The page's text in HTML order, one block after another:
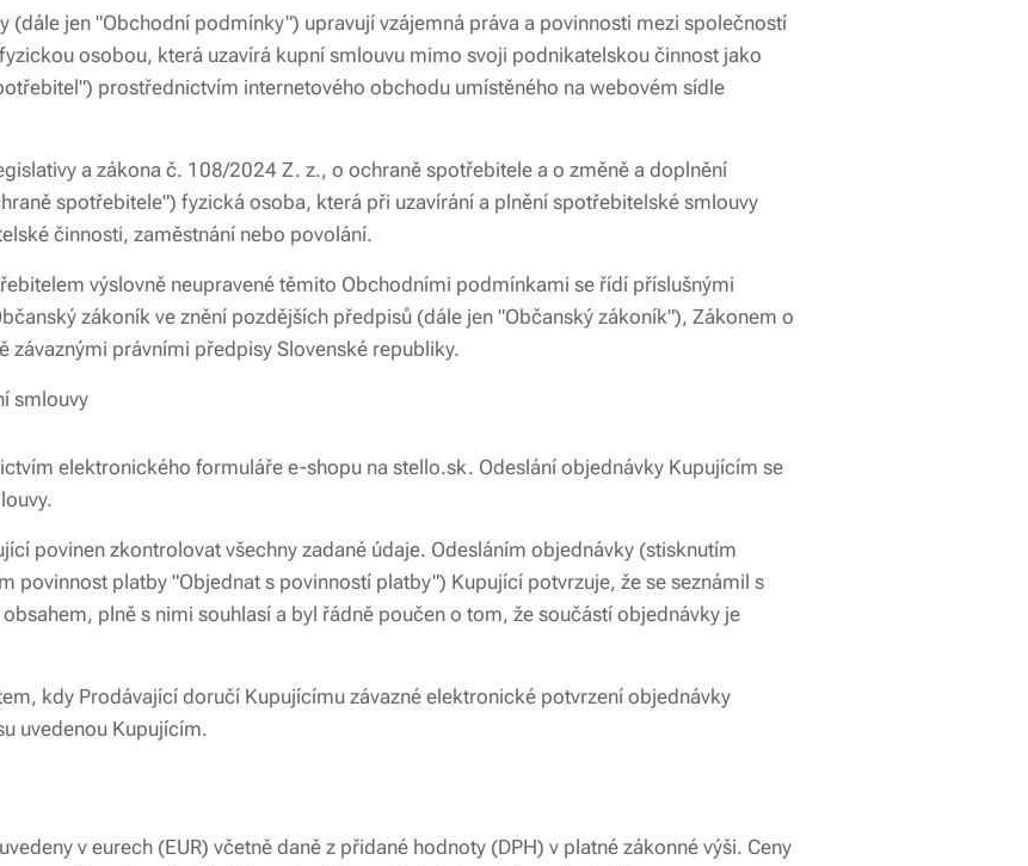
(dále jen "Obchodní podmínky") upravují vzájemná práva a povinnosti mezi společností
osobou, která uzavírá kupní smlouvu mimo svoji podnikatelskou činnost jako
prostřednictvím internetového obchodu umístěného na webovém sídle
a zákona č. 108/2024 Z. z., o ochraně spotřebitele a o změně a doplnění
spotřebitele") fyzická osoba, která při uzavírání a plnění spotřebitelské smlouvy
činnosti, zaměstnání nebo povolání.
výslovně neupravené těmito Obchodními podmínkami se řídí příslušnými
zákoník ve znění pozdějších předpisů (dále jen "Občanský zákoník"), Zákonem o
právními předpisy Slovenské republiky.
smlouvy
elektronického formuláře e-shopu na stello.sk. Odeslání objednávky Kupujícím se
povinen zkontrolovat všechny zadané údaje. Odesláním objednávky (stisknutím
povinnost platby "Objednat s povinností platby") Kupující potvrzuje, že se seznámil s
plně s nimi souhlasí a byl řádně poučen o tom, že součástí objednávky je
kdy Prodávající doručí Kupujícímu závazné elektronické potvrzení objednávky
uvedenou Kupujícím.
v eurech (EUR) včetně daně z přidané hodnoty (DPH) v platné zákonné výši. Ceny